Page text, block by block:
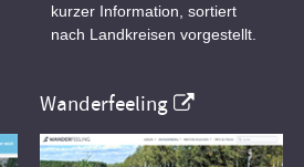
kurzer Information, sortiert
nach Landkreisen vorgestellt.
Wanderfeeling